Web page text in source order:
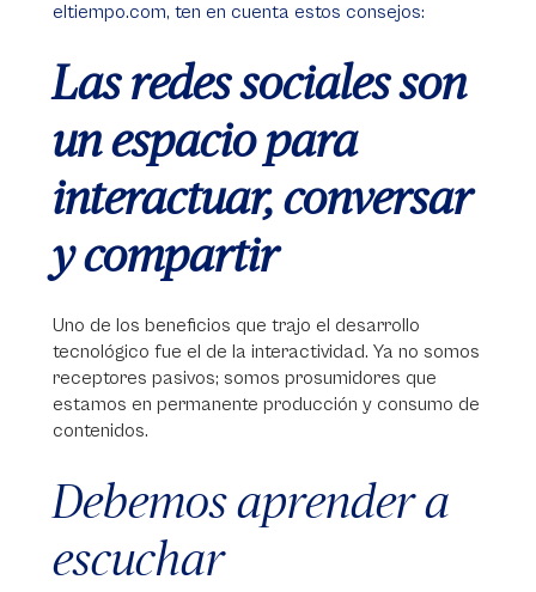
eltiempo.com, ten en cuenta estos consejos:
Las redes sociales son
un espacio para
interactuar, conversar
y compartir
Uno de los beneficios que trajo el desarrollo
tecnológico fue el de la interactividad. Ya no somos
receptores pasivos; somos prosumidores que
estamos en permanente producción y consumo de
contenidos.
Debemos aprender a
escuchar